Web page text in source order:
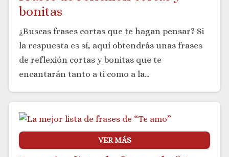
bonitas
¿Buscas frases cortas que te hagan pensar? Si
la respuesta es sí, aquí obtendrás unas frases
de reflexión cortas y bonitas que te
encantarán tanto a ti como a la…
VER MÁS